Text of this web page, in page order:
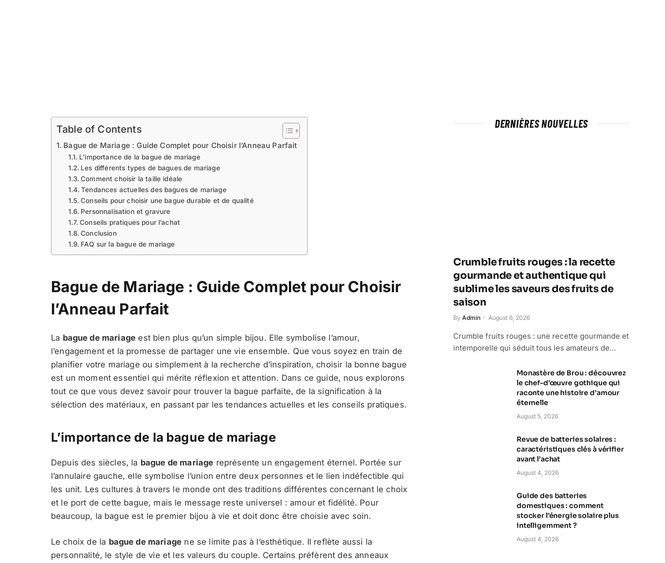
Table of Contents
Bague de Mariage : Guide Complet pour Choisir l’Anneau Parfait
L’importance de la bague de mariage
Les différents types de bagues de mariage
Comment choisir la taille idéale
Tendances actuelles des bagues de mariage
Conseils pour choisir une bague durable et de qualité
Personnalisation et gravure
Conseils pratiques pour l’achat
Conclusion
FAQ sur la bague de mariage
Bague de Mariage : Guide Complet pour Choisir
l’Anneau Parfait
La bague de mariage est bien plus qu’un simple bijou. Elle symbolise l’amour,
l’engagement et la promesse de partager une vie ensemble. Que vous soyez en train de
planifier votre mariage ou simplement à la recherche d’inspiration, choisir la bonne bague
est un moment essentiel qui mérite réflexion et attention. Dans ce guide, nous explorons
tout ce que vous devez savoir pour trouver la bague parfaite, de la signification à la
sélection des matériaux, en passant par les tendances actuelles et les conseils pratiques.
L’importance de la bague de mariage
Depuis des siècles, la bague de mariage représente un engagement éternel. Portée sur
l’annulaire gauche, elle symbolise l’union entre deux personnes et le lien indéfectible qui
les unit. Les cultures à travers le monde ont des traditions différentes concernant le choix
et le port de cette bague, mais le message reste universel : amour et fidélité. Pour
beaucoup, la bague est le premier bijou à vie et doit donc être choisie avec soin.
Le choix de la bague de mariage ne se limite pas à l’esthétique. Il reflète aussi la
personnalité, le style de vie et les valeurs du couple. Certains préfèrent des anneaux
DERNIÈRES NOUVELLES
Crumble fruits rouges : la recette
gourmande et authentique qui
sublime les saveurs des fruits de
saison
By Admin August 6, 2026
Crumble fruits rouges : une recette gourmande et
intemporelle qui séduit tous les amateurs de…
Monastère de Brou : découvrez
le chef-d’œuvre gothique qui
raconte une histoire d’amour
éternelle
August 5, 2026
Revue de batteries solaires :
caractéristiques clés à vérifier
avant l’achat
August 4, 2026
Guide des batteries
domestiques : comment
stocker l’énergie solaire plus
intelligemment ?
August 4, 2026